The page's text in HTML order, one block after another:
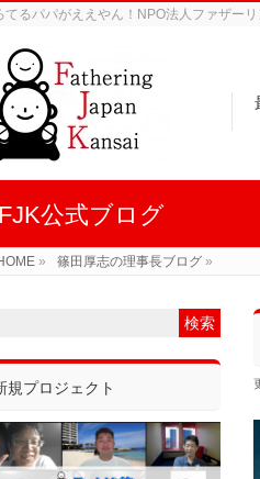
てるパパがええやん！NPO法人ファザー
FJK公式ブログ
» 篠田厚志の理事長ブログ »
規プロジェクト